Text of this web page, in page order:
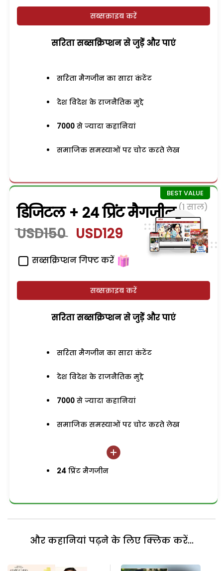
सब्सक्राइब करें
सरिता सब्सक्रिप्शन से जुड़ेें और पाएं
सरिता मैगजीन का सारा कंटेंट
देश विदेश के राजनैतिक मुद्दे
7000 से ज्यादा कहानियां
समाजिक समस्याओं पर चोट करते लेख
डिजिटल + 24 प्रिंट मैगजीन (1 साल)
USD150 USD129
सब्सक्रिप्शन गिफ्ट करें
सब्सक्राइब करें
सरिता सब्सक्रिप्शन से जुड़ेें और पाएं
सरिता मैगजीन का सारा कंटेंट
देश विदेश के राजनैतिक मुद्दे
7000 से ज्यादा कहानियां
समाजिक समस्याओं पर चोट करते लेख
24 प्रिंट मैगजीन
और कहानियां पढ़ने के लिए क्लिक करें...